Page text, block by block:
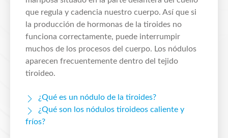
que regula y cadencia nuestro cuerpo. Así que si
la producción de hormonas de la tiroides no
funciona correctamente, puede interrumpir
muchos de los procesos del cuerpo. Los nódulos
aparecen frecuentemente dentro del tejido
tiroideo.
¿Qué es un nódulo de la tiroides?
¿Qué son los nódulos tiroideos caliente y
fríos?